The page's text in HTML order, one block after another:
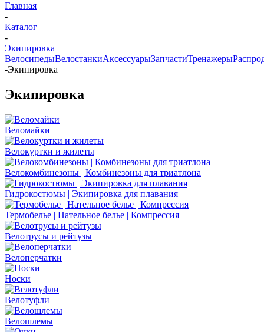
Главная
-
Каталог
-
Экипировка
ВелосипедыВелостанкиАксессуарыЗапчастиТренажеры
-Экипировка
Экипировка
Веломайки
Велокуртки и жилеты
Велокомбинезоны | Комбинезоны для триатлона
Гидрокостюмы | Экипировка для плавания
Термобелье | Нательное белье | Компрессия
Велотрусы и рейтузы
Велоперчатки
Носки
Велотуфли
Велошлемы